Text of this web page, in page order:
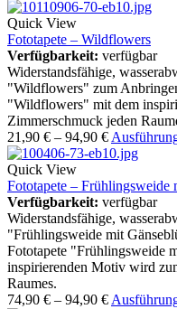
Quick View
Fototapete – Wildflowers
Verfügbarkeit: verfügbar
Widerstandsfähige,
"Wildflowers" zum
"Wildflowers" mit dem
Zimmerschmuck jeden
21,90 € – 94,90 €
Quick View
Fototapete – Frühlingsweide
Verfügbarkeit: verfügbar
Widerstandsfähige,
"Frühlingsweide mit
Fototapete "Frühlingsweide
inspirierenden Motiv wird
Raumes.
74,90 € – 94,90 €